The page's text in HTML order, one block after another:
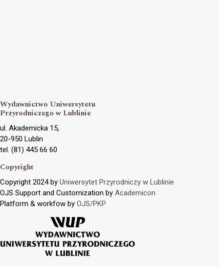
Wydawnictwo Uniwersytetu
Przyrodniczego w Lublinie
ul. Akademicka 15,
20-950 Lublin
tel. (81) 445 66 60
Copyright
Copyright 2024 by Uniwersytet Przyrodniczy w Lublinie
OJS Support and Customization by Academicon
Platform & workfow by OJS/PKP